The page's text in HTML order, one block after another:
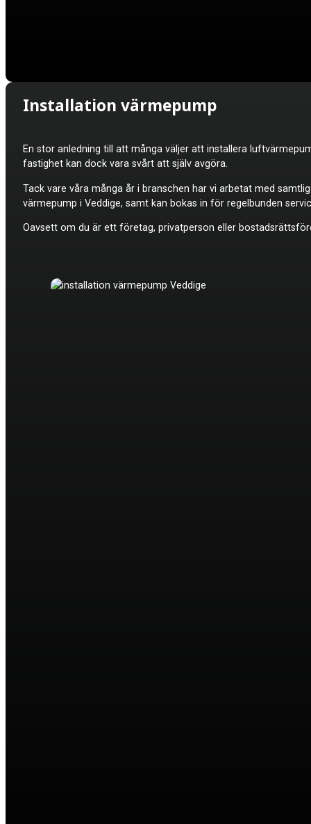
Installation värmepump
En stor anledning till att många väljer att installera
fastighet kan dock vara svårt att själv avgöra.
Tack vare våra många år i branschen har vi arbetat med
värmepump i Veddige, samt kan bokas in för regelbunden
Oavsett om du är ett företag, privatperson eller